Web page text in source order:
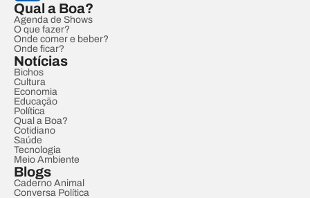
Qual a Boa?
Agenda de Shows
O que fazer?
Onde comer e beber?
Onde ficar?
Notícias
Bichos
Cultura
Economia
Educação
Política
Qual a Boa?
Cotidiano
Saúde
Tecnologia
Meio Ambiente
Blogs
Caderno Animal
Conversa Política